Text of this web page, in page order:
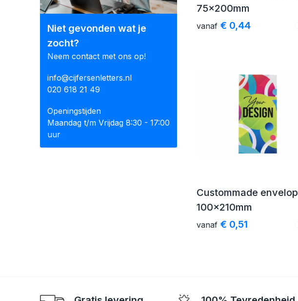
Niet gevonden wat je
zocht?
Neem contact met ons op!
info@cijfersenletters.nl
020 618 21 49
Openingstijden
Maandag t/m Vrijdag 8:30 - 17:00
uur
75x200mm
vanaf € 0,44
Custommade envelop
100x210mm
vanaf € 0,51